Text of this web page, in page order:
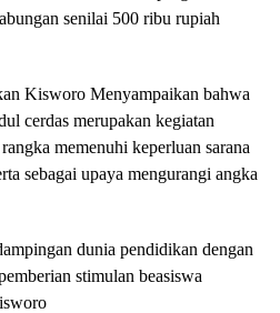
senilai 500 ribu rupiah
Kisworo Menyampaikan bahwa
cerdas merupakan kegiatan
memenuhi keperluan sarana
sebagai upaya mengurangi angka
dunia pendidikan dengan
stimulan beasiswa